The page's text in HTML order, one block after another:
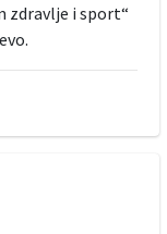
zdravlje i sport“